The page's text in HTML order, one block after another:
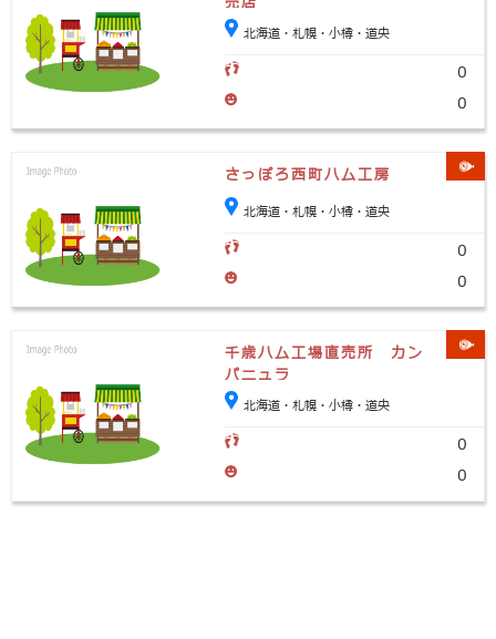
北海道・札幌・小樽・道央
0
0
さっぽろ西町ハム工房
北海道・札幌・小樽・道央
0
0
千歳ハム工場直売所 カン
パニュラ
北海道・札幌・小樽・道央
0
0